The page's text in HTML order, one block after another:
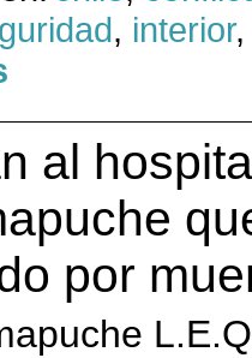
, interior
al
por